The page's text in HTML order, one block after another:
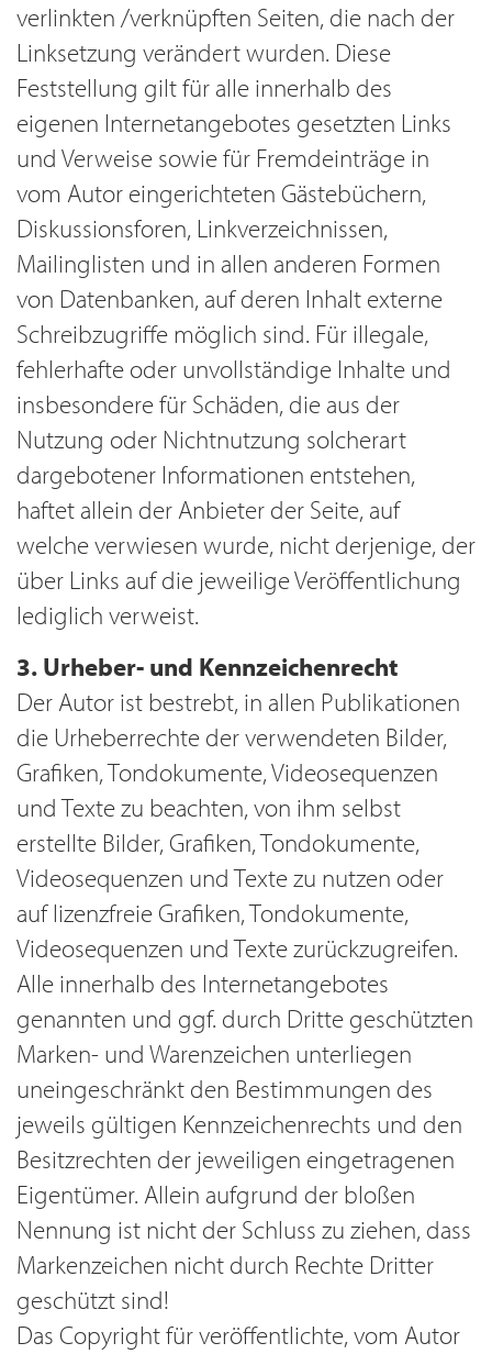
verlinkten /verknüpften Seiten, die nach der
Linksetzung verändert wurden. Diese
Feststellung gilt für alle innerhalb des
eigenen Internetangebotes gesetzten Links
und Verweise sowie für Fremdeinträge in
vom Autor eingerichteten Gästebüchern,
Diskussionsforen, Linkverzeichnissen,
Mailinglisten und in allen anderen Formen
von Datenbanken, auf deren Inhalt externe
Schreibzugriffe möglich sind. Für illegale,
fehlerhafte oder unvollständige Inhalte und
insbesondere für Schäden, die aus der
Nutzung oder Nichtnutzung solcherart
dargebotener Informationen entstehen,
haftet allein der Anbieter der Seite, auf
welche verwiesen wurde, nicht derjenige, der
über Links auf die jeweilige Veröffentlichung
lediglich verweist.
3. Urheber- und Kennzeichenrecht
Der Autor ist bestrebt, in allen Publikationen
die Urheberrechte der verwendeten Bilder,
Grafiken, Tondokumente, Videosequenzen
und Texte zu beachten, von ihm selbst
erstellte Bilder, Grafiken, Tondokumente,
Videosequenzen und Texte zu nutzen oder
auf lizenzfreie Grafiken, Tondokumente,
Videosequenzen und Texte zurückzugreifen.
Alle innerhalb des Internetangebotes
genannten und ggf. durch Dritte geschützten
Marken- und Warenzeichen unterliegen
uneingeschränkt den Bestimmungen des
jeweils gültigen Kennzeichenrechts und den
Besitzrechten der jeweiligen eingetragenen
Eigentümer. Allein aufgrund der bloßen
Nennung ist nicht der Schluss zu ziehen, dass
Markenzeichen nicht durch Rechte Dritter
geschützt sind!
Das Copyright für veröffentlichte, vom Autor